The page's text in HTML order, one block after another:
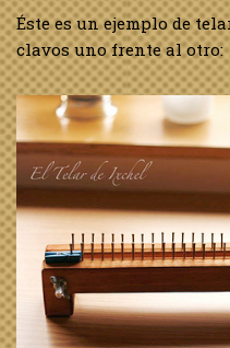
Éste es un ejemplo de
clavos uno frente al otro: